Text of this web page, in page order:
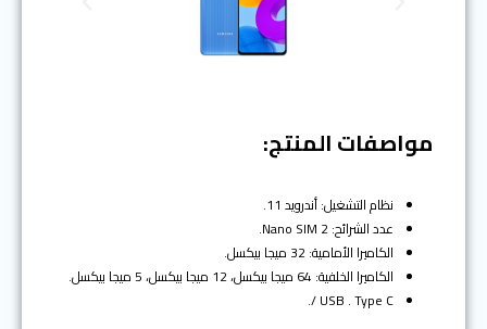
u
s
مواصفات المنتج:
نظام التشغيل: أندرويد 11.
عدد الشرائح: 2 Nano SIM.
الكاميرا الأمامية: 32 ميجا بيكسل.
الكاميرا الخلفية: 64 ميجا بيكسل، 12 ميجا بيكسل، 5 ميجا بيكسل.
USB . Type C /.